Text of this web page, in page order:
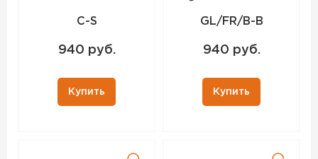
C-S
940 руб.
Купить
GL/FR/B-B
940 руб.
Купить